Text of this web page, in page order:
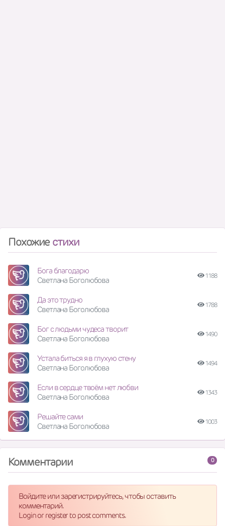
Похожие стихи
Бога благодарю
Светлана Боголюбова
1188
Да это трудно
Светлана Боголюбова
1788
Бог с людьми чудеса творит
Светлана Боголюбова
1490
Устала биться я в глухую стену
Светлана Боголюбова
1494
Если в сердце твоём нет любви
Светлана Боголюбова
1343
Решайте сами
Светлана Боголюбова
1003
0
Комментарии
Войдите или зарегистрируйтесь, чтобы оставить
комментарий.
Login or register to post comments.